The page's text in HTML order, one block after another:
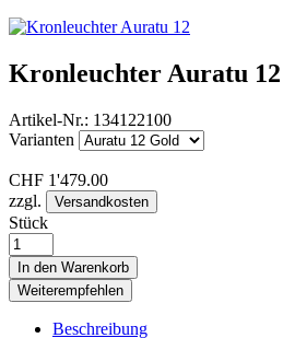
Kronleuchter Auratu 12
Artikel-Nr.: 134122100
Varianten
CHF 1'479.00
zzgl.
Versandkosten
Stück
In den Warenkorb
Weiterempfehlen
Beschreibung